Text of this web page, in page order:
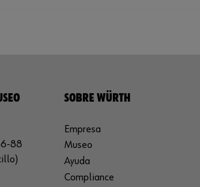
88
SOBRE WÜRTH
Empresa
Museo
Ayuda
Compliance